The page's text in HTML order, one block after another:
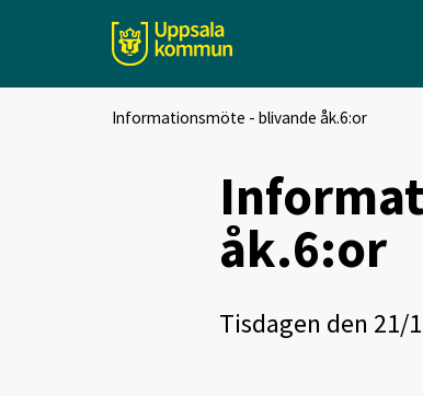
Informationsmöte - blivande åk.6:or
åk.6:or
Tisdagen den 21/